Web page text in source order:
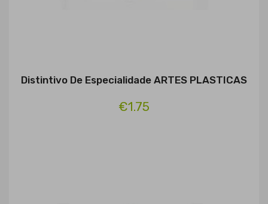
Distintivo De Especialidade ARTES PLASTICAS
€1.75